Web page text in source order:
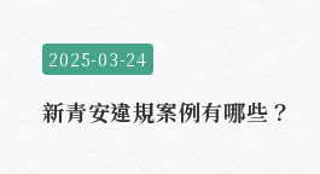
2025-03-24
新青安違規案例有哪些？